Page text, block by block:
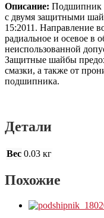
Описание: Подшипник
с двумя защитными
15:2011. Направление
радиальное и осевое в
неиспользованной
Защитные шайбы
смазки, а также от
подшипника.
Детали
Вес 0.03 кг
Похожие